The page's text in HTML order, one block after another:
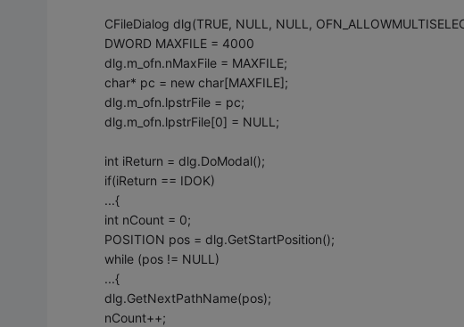
CFileDialog dlg(TRUE, NULL, NULL,
DWORD MAXFILE = 4000
dlg.m_ofn.nMaxFile = MAXFILE;
char* pc = new char[MAXFILE];
dlg.m_ofn.lpstrFile = pc;
dlg.m_ofn.lpstrFile[0] = NULL;
int iReturn = dlg.DoModal();
if(iReturn == IDOK)
...{
int nCount = 0;
POSITION pos = dlg.GetStartPosition();
while (pos != NULL)
...{
dlg.GetNextPathName(pos);
nCount++;